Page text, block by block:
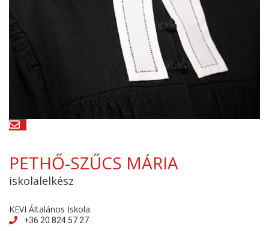
PETHŐ-SZŰCS MÁRIA
iskolalelkész
KEVI Általános Iskola
+36 20 824 57 27